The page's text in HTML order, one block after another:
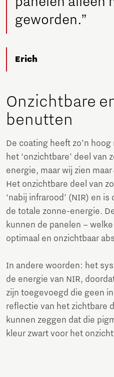
geworden.”
Erich
Onzichtbare
benutten
De coating heeft zo’n
het ‘onzichtbare’ deel
energie, maar wij zien
Het onzichtbare deel van
‘nabij infrarood’ (NIR) en
de totale zonne-energie.
kunnen de panelen –
optimaal en onzichtbaar
In andere woorden: het
de energie van NIR,
zijn toegevoegd die geen
reflectie van het zichtbare
kunnen zeggen dat die
kleur zwart voor het